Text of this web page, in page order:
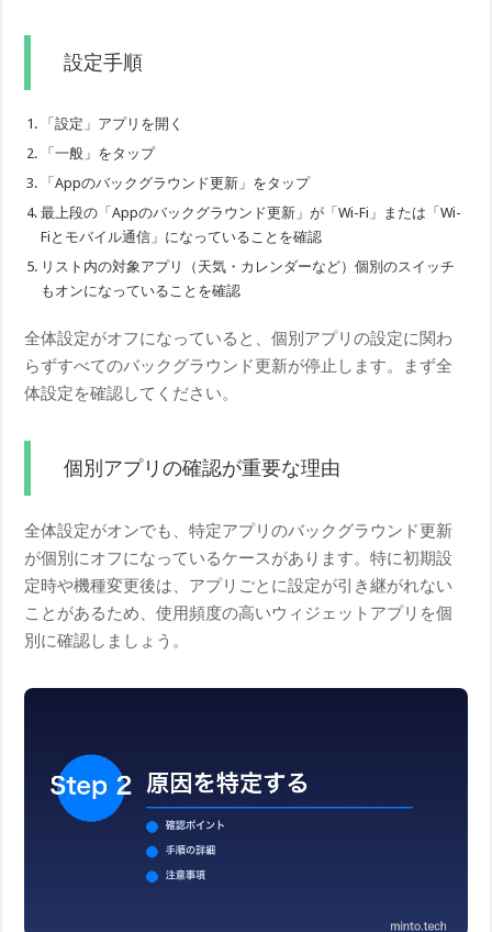
設定手順
「設定」アプリを開く
「一般」をタップ
「Appのバックグラウンド更新」をタップ
最上段の「Appのバックグラウンド更新」が「Wi-Fi」または「Wi-
Fiとモバイル通信」になっていることを確認
リスト内の対象アプリ（天気・カレンダーなど）個別のスイッチ
もオンになっていることを確認
全体設定がオフになっていると、個別アプリの設定に関わ
らずすべてのバックグラウンド更新が停止します。まず全
体設定を確認してください。
個別アプリの確認が重要な理由
全体設定がオンでも、特定アプリのバックグラウンド更新
が個別にオフになっているケースがあります。特に初期設
定時や機種変更後は、アプリごとに設定が引き継がれない
ことがあるため、使用頻度の高いウィジェットアプリを個
別に確認しましょう。